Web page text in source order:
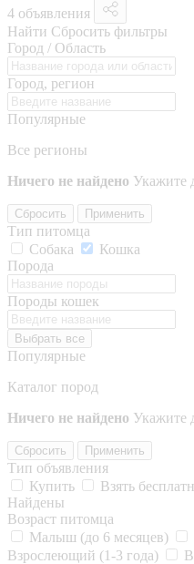
4 объявления
Найти Сбросить фильтры
Город / Область
Город, регион
Популярные
Все регионы
Ничего не найдено Укажите
Сбросить Применить
Тип питомца
Собака
Кошка
Порода
Породы кошек
Выбрать все
Популярные
Каталог пород
Ничего не найдено Укажите
Сбросить Применить
Тип объявления
Купить
Взять
Найдены
Возраст питомца
Малыш (до 6 месяцев)
Взрослеющий (1-3 года)